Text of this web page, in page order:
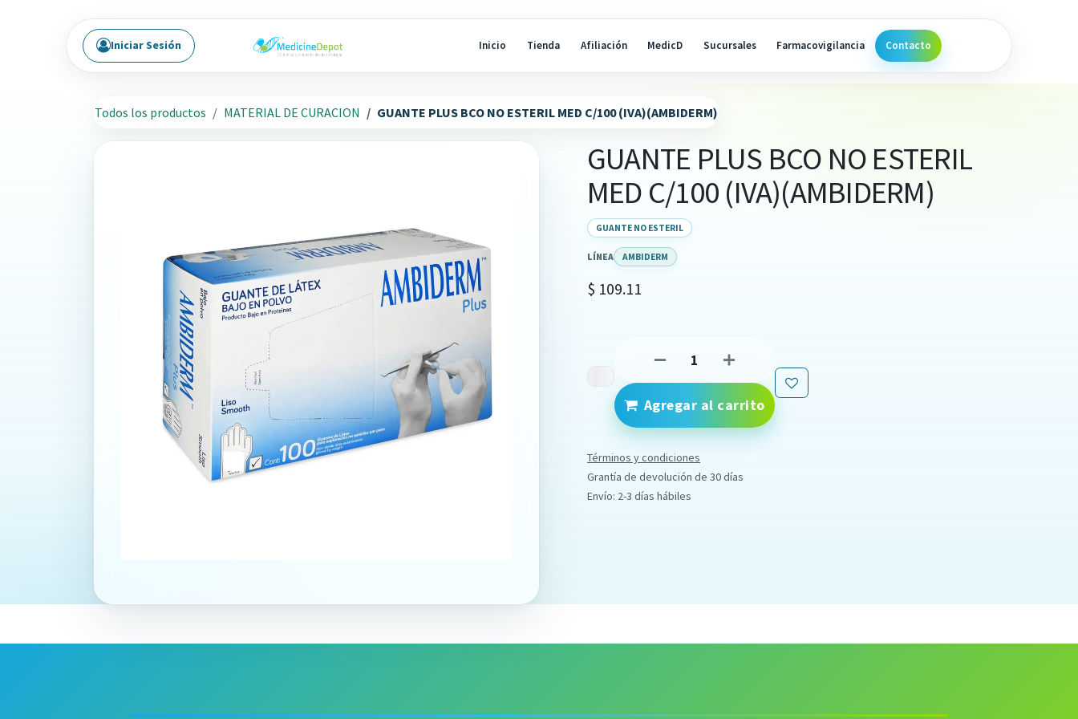
Inicio Tienda Afiliación MedicD Sucursales Farmacovigilancia Contacto
Iniciar Sesión
Todos los productos MATERIAL DE CURACION GUANTE PLUS BCO NO ESTERIL MED C/100 (IVA)(AMBIDERM)
GUANTE PLUS BCO NO ESTERIL
MED C/100 (IVA)(AMBIDERM)
GUANTE NO ESTERIL
LÍNEA AMBIDERM
$ 109.11
Agregar al carrito
Términos y condiciones
Grantía de devolución de 30 días
Envío: 2-3 días hábiles